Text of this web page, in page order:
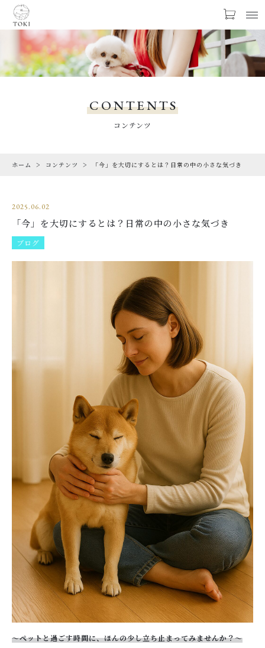
お気に入り LOGIN
CHECKED PRODUCTS
ORDER HISTORY
注文履歴
CAMPAIGN
SHOPPING GUIDE
CONTENTS
コンテンツ
PRIVACY
プライバシーポリシー
お問い合わせ
CONTENTS
コンテンツ
ホーム コンテンツ 「今」を大切にするとは？日常の中の小さな気づき
2025.06.02
「今」を大切にするとは？日常の中の小さな気づき
ブログ
〜ペットと過ごす時間に、ほんの少し立ち止まってみませんか？〜